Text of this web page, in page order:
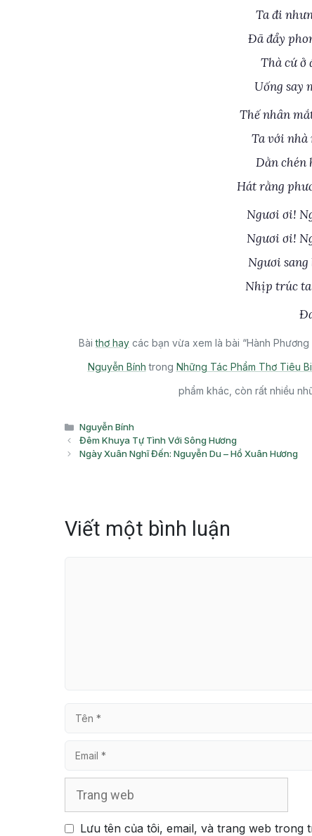
Ta đi
Đã đẩy
Thà cứ ở
Uống say
Thế nhân
Ta với nhà
Dằn chén
Hát rằng
Ngươi ơi!
Ngươi ơi!
Ngươi sang
Nhịp trúc
Bàithơ hay các bạn vừa xem là bài “Hành
Nguyễn Bính trong Những Tác Phẩm Thơ Tiêu
phẩm khác, còn rất nhiều
Danh
mục
Nguyễn Bính
Đêm Khuya Tự Tình Với Sông Hương
Ngày Xuân Nghĩ Đến: Nguyễn Du – Hồ Xuân Hương
Viết một bình luận
Tên
Email
Lưu tên của tôi, email, và trang web